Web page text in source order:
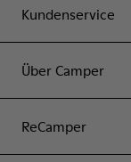
Kundenservice
Über Camper
ReCamper